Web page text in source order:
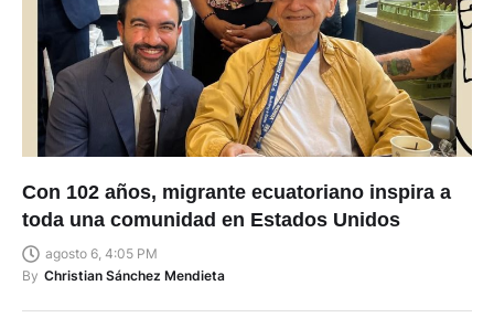
Con 102 años, migrante ecuatoriano inspira a
toda una comunidad en Estados Unidos
agosto 6, 4:05 PM
By Christian Sánchez Mendieta